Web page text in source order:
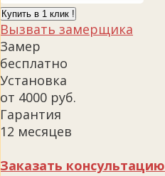
Купить в 1 клик !
Вызвать замерщика
Замер
бесплатно
Установка
от 4000 руб.
Гарантия
12 месяцев
Заказать консультацию